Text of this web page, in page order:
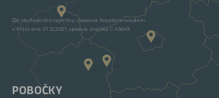
Do obchodního rejstříku zapsaná Krajským soudem
v Plzni dne 21.12.2021, spisová značka C 41649.
POBOČKY